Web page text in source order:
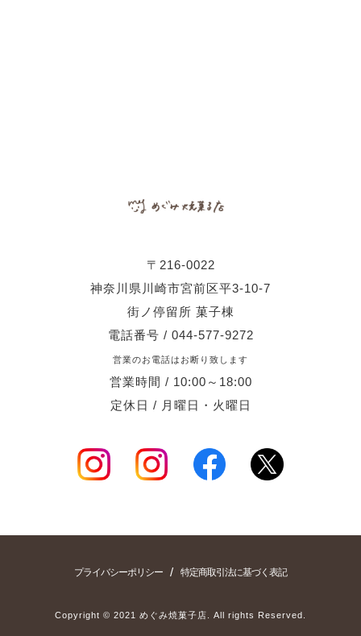
〒216-0022
神奈川県川崎市宮前区平3-10-7
街ノ停留所 菓子棟
電話番号 / 044-577-9272
営業のお電話はお断り致します
営業時間 / 10:00～18:00
定休日 / 月曜日・火曜日
プライバシーポリシー / 特定商取引法に基づく表記
Copyright © 2021 めぐみ焼菓子店. All rights Reserved.